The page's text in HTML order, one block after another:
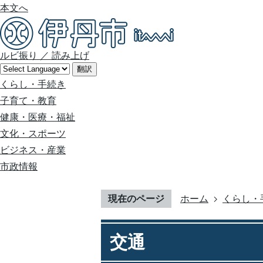
本文へ
ルビ振り ／ 読み上げ
翻訳
くらし・手続き
子育て・教育
健康・医療・福祉
文化・スポーツ
ビジネス・産業
市政情報
現在のページ ホーム くらし
交通